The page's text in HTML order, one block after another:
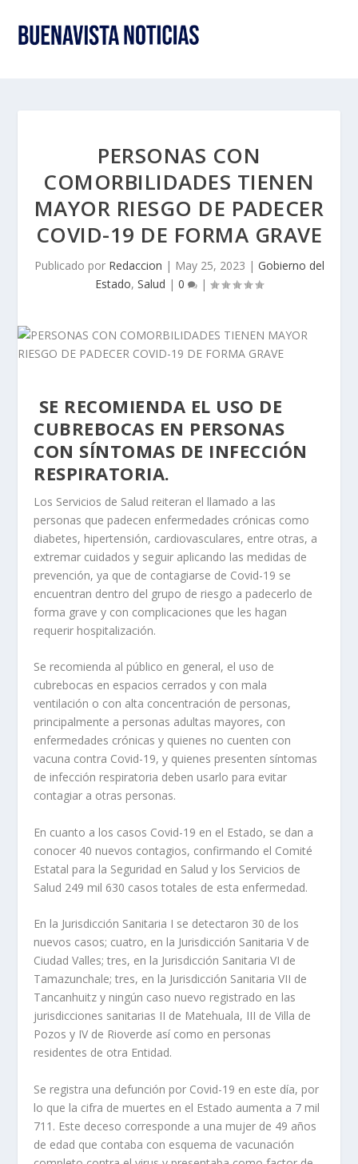
PERSONAS CON
COMORBILIDADES TIENEN
MAYOR RIESGO DE PADECER
COVID-19 DE FORMA GRAVE
Publicado por Redaccion | May 25, 2023 | Gobierno del
Estado, Salud | 0 |
SE RECOMIENDA EL USO DE
CUBREBOCAS EN PERSONAS
CON SÍNTOMAS DE INFECCIÓN
RESPIRATORIA.
Los Servicios de Salud reiteran el llamado a las
personas que padecen enfermedades crónicas como
diabetes, hipertensión, cardiovasculares, entre otras, a
extremar cuidados y seguir aplicando las medidas de
prevención, ya que de contagiarse de Covid-19 se
encuentran dentro del grupo de riesgo a padecerlo de
forma grave y con complicaciones que les hagan
requerir hospitalización.
Se recomienda al público en general, el uso de
cubrebocas en espacios cerrados y con mala
ventilación o con alta concentración de personas,
principalmente a personas adultas mayores, con
enfermedades crónicas y quienes no cuenten con
vacuna contra Covid-19, y quienes presenten síntomas
de infección respiratoria deben usarlo para evitar
contagiar a otras personas.
En cuanto a los casos Covid-19 en el Estado, se dan a
conocer 40 nuevos contagios, confirmando el Comité
Estatal para la Seguridad en Salud y los Servicios de
Salud 249 mil 630 casos totales de esta enfermedad.
En la Jurisdicción Sanitaria I se detectaron 30 de los
nuevos casos; cuatro, en la Jurisdicción Sanitaria V de
Ciudad Valles; tres, en la Jurisdicción Sanitaria VI de
Tamazunchale; tres, en la Jurisdicción Sanitaria VII de
Tancanhuitz y ningún caso nuevo registrado en las
jurisdicciones sanitarias II de Matehuala, III de Villa de
Pozos y IV de Rioverde así como en personas
residentes de otra Entidad.
Se registra una defunción por Covid-19 en este día, por
lo que la cifra de muertes en el Estado aumenta a 7 mil
711. Este deceso corresponde a una mujer de 49 años
de edad que contaba con esquema de vacunación